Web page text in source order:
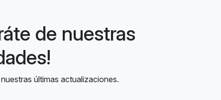
de nuestras
últimas actualizaciones.